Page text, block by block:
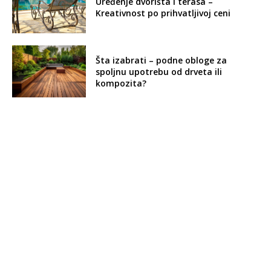
Kreativnost po prihvatljivoj ceni
Šta izabrati – podne obloge za
spoljnu upotrebu od drveta ili
kompozita?